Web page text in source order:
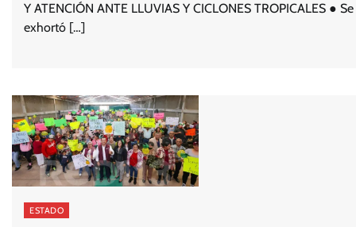
Y ATENCIÓN ANTE LLUVIAS Y CICLONES TROPICALES ● Se
exhortó […]
ESTADO